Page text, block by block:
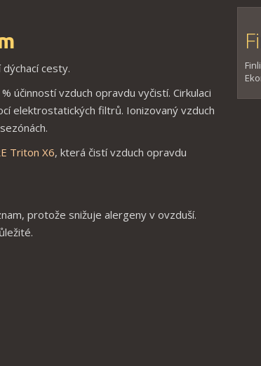
cesty.
účinností vzduch opravdu vyčistí. Cirkulaci
elektrostatických filtrů. Ionizovaný vzduch
Triton X6, která čistí vzduch opravdu
protože snižuje alergeny v ovzduší.